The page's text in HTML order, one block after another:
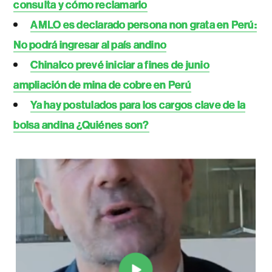
consulta y cómo reclamarlo
AMLO es declarado persona non grata en Perú:
No podrá ingresar al país andino
Chinalco prevé iniciar a fines de junio
ampliación de mina de cobre en Perú
Ya hay postulados para los cargos clave de la
bolsa andina ¿Quiénes son?